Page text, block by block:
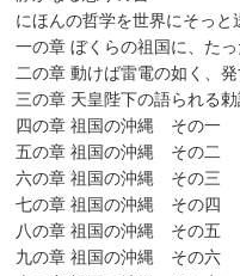
にほんの哲学を世界にそっと
一の章 ぼくらの祖国に、た
二の章 動けば雷電の如く、
三の章 天皇陛下の語られる
四の章 祖国の沖縄 その一
五の章 祖国の沖縄 その二
六の章 祖国の沖縄 その三
七の章 祖国の沖縄 その四
八の章 祖国の沖縄 その五
九の章 祖国の沖縄 その六